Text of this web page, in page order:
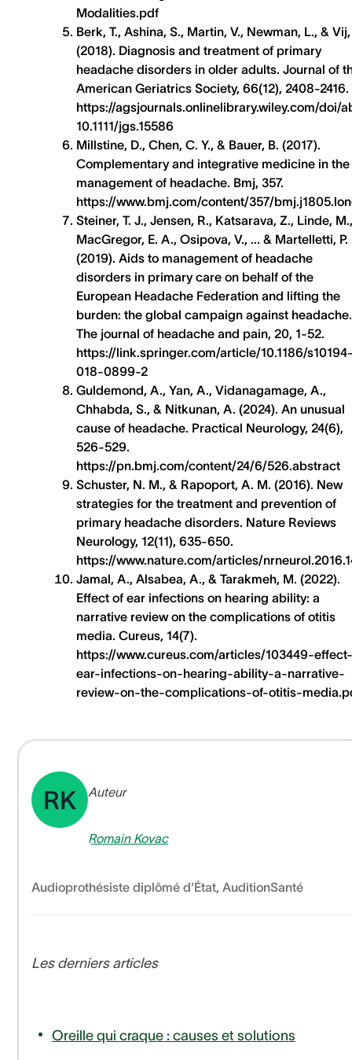
Modalities.pdf
Berk, T., Ashina, S., Martin, V., Newman, L., & Vij,
(2018). Diagnosis and treatment of primary
headache disorders in older adults. Journal of
American Geriatrics Society, 66(12), 2408-2416.
https://agsjournals.onlinelibrary.wiley.com/doi/
10.1111/jgs.15586
Millstine, D., Chen, C. Y., & Bauer, B. (2017).
Complementary and integrative medicine in the
management of headache. Bmj, 357.
https://www.bmj.com/content/357/
Steiner, T. J., Jensen, R., Katsarava, Z., Linde, M.,
MacGregor, E. A., Osipova, V., ... & Martelletti, P.
(2019). Aids to management of headache
disorders in primary care on behalf of the
European Headache Federation and lifting the
burden: the global campaign against headache.
The journal of headache and pain, 20, 1-52.
https://link.springer.com/article/10.1186/
018-0899-2
Guldemond, A., Yan, A., Vidanagamage, A.,
Chhabda, S., & Nitkunan, A. (2024). An unusual
cause of headache. Practical Neurology, 24(6),
526-529.
https://pn.bmj.com/content/24/6/526.abstract
Schuster, N. M., & Rapoport, A. M. (2016). New
strategies for the treatment and prevention of
primary headache disorders. Nature Reviews
Neurology, 12(11), 635-650.
https://www.nature.com/articles/
Jamal, A., Alsabea, A., & Tarakmeh, M. (2022).
Effect of ear infections on hearing ability: a
narrative review on the complications of otitis
media. Cureus, 14(7).
https://www.cureus.com/articles/103449-
ear-infections-on-hearing-ability-a-narrative-
review-on-the-complications-of-otitis-
RK Auteur
Romain Kovac
Audioprothésiste diplômé d'État, AuditionSanté
Les derniers articles
Oreille qui craque : causes et solutions